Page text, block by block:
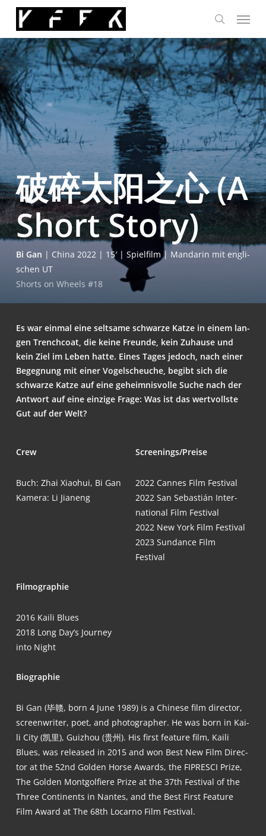
main
content
search
Menu
破碎太阳之心 (A
Short Story)
Bi Gan | Chi­na 2022 | 15′ | Spiel­film | Man­da­rin mit eng­li­
schen UT
Shorts on Wheels #18
Es war ein­mal eine selt­sa­me schwar­ze Kat­ze in einem lan­
gen Trench­coat, die kei­ne Freun­de, kein Zuhau­se und
kein Ziel im Leben hat­te. Eines Tages jedoch, nach einer
Begeg­nung mit einer Vogel­scheu­che, begibt sich die
schwar­ze Kat­ze auf eine geheim­nis­vol­le Suche nach der
Ant­wort auf eine ein­zi­ge Fra­ge: Was ist das wert­volls­te
Gut auf der Welt?
Crew
Buch: Zhai Xia­o­hui, Bi Gan
Kame­ra: Li Jianeng
Screenings/Preise
2022 Can­nes Film Festival
2022 San Sebas­tián Inter­
na­tio­nal Film Festival
2022 New York Film Festival
2023 Sun­dance Film
Festival
Fil­mo­gra­phie
2016 Kai­li Blues
2018 Long Day’s Jour­ney
into Night
Bio­gra­phie
Bi Gan (毕赣, born 4 June 1989) is a Chi­ne­se film direc­tor,
screen­wri­ter, poet, and pho­to­grapher. He was born in Kai­
li City (凯里), Guiz­hou (贵州). His first fea­ture film, Kai­li
Blues, was released in 2015 and won Best New Film Direc­
tor at the 52nd Gol­den Hor­se Awards, the FIPRE­SCI Pri­ze,
The Gol­den Mont­gol­fie­re Pri­ze at the 37th Fes­ti­val of the
Three Con­ti­nents in Nan­tes, and the Best First Fea­ture
Film Award at The 68th Locar­no Film Festival.